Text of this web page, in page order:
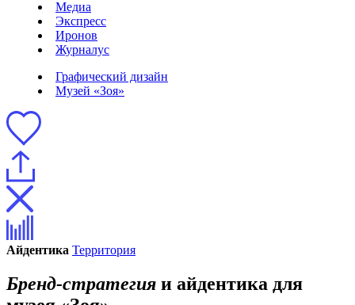
Медиа
Экспресс
Иронов
Журналус
Графический дизайн
Музей «Зоя»
Айдентика Территория
Бренд-стратегия и айдентика для